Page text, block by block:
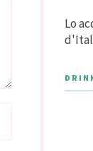
Lo